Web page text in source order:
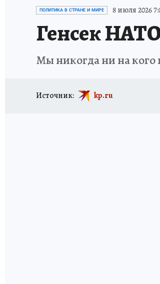
ИСПЫТАНО НА СЕБЕ
ПОЛИТИКА В СТРАНЕ И МИРЕ 8 июля 2026
Генсек
Мы никогда ни на кого
Источник: kp.ru